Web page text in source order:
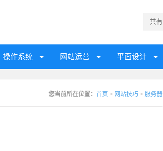
操作系统 网站运营 平面设计
您当前所在位置： 首页 > 网站技巧 > 服务器